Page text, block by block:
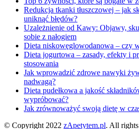
Redukcja tkanki tłuszczowej – jak
uniknąć błędów?
Uzależnienie od Kawy: Objawy,
sobie z nałogiem
Dieta niskowęglowodanowa – czy
Dieta jogurtowa – zasady, efekty i
stosowania
Jak wprowadzić zdrowe nawyki
nadwagą?
Dieta pudełkowa a jakość
wypróbować?
Jak zrównoważyć swoją dietę w
© Copyright 2022 zApetytem.pl. All